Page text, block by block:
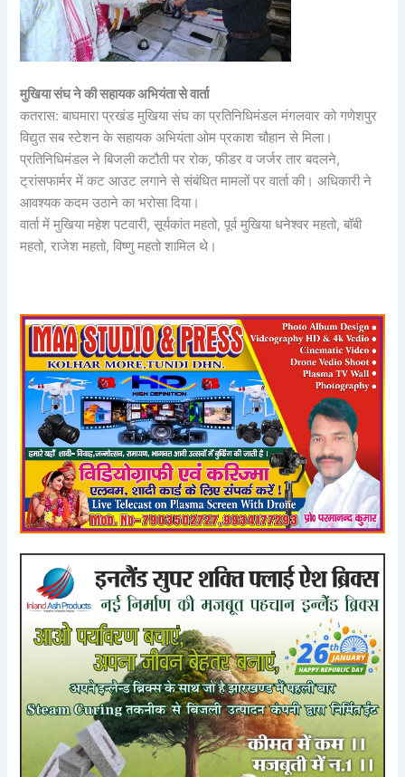
मुखिया संघ ने की सहायक अभियंता से वार्ता
कतरास: बाघमारा प्रखंड मुखिया संघ का प्रतिनिधिमंडल मंगलवार को गणेशपुर
विद्युत सब स्टेशन के सहायक अभियंता ओम प्रकाश चौहान से मिला।
प्रतिनिधिमंडल ने बिजली कटौती पर रोक, फीडर व जर्जर तार बदलने,
ट्रांसफार्मर में कट आउट लगाने से संबंधित मामलों पर वार्ता की। अधिकारी ने
आवश्यक कदम उठाने का भरोसा दिया।
वार्ता में मुखिया महेश पटवारी, सूर्यकांत महतो, पूर्व मुखिया धनेश्वर महतो, बॉबी
महतो, राजेश महतो, विष्णु महतो शामिल थे।